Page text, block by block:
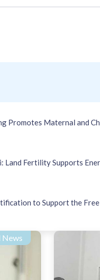
Promotes Maternal and
Land Fertility Supports
to Support the
News